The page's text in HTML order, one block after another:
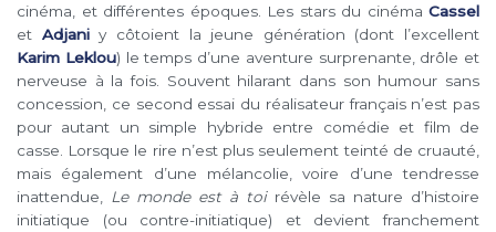
cinéma, et différentes époques. Les stars du cinéma Cassel
et Adjaniy côtoient la jeune génération (dont l’excellent
Karim Leklou) le temps d’une aventure surprenante, drôle et
nerveuse à la fois. Souvent hilarant dans son humour sans
concession, ce second essai du réalisateur français n’est pas
pour autant un simple hybride entre comédie et film de
casse. Lorsque le rire n’est plus seulement teinté de cruauté,
mais également d’une mélancolie, voire d’une tendresse
inattendue,
Le monde est à toirévèle sa nature d’histoire
initiatique (ou contre-initiatique) et devient franchement